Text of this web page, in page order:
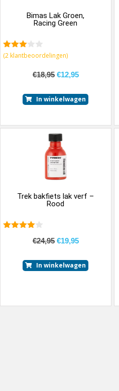
Bimas Lak Groen,
Racing Green
3.50
(2klantbeoordelingen)
€18,95 €12,95
In winkelwagen
Trek bakfiets lak verf –
Rood
€24,95 €19,95
In winkelwagen